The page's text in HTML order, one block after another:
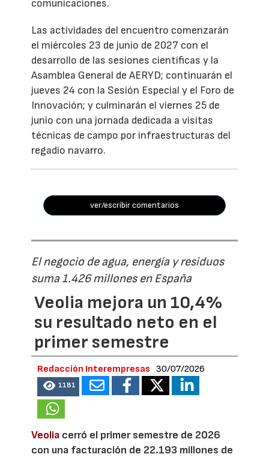
comunicaciones.
Las actividades del encuentro comenzarán
el miércoles 23 de junio de 2027 con el
desarrollo de las sesiones científicas y la
Asamblea General de AERYD; continuarán el
jueves 24 con la Sesión Especial y el Foro de
Innovación; y culminarán el viernes 25 de
junio con una jornada dedicada a visitas
técnicas de campo por infraestructuras del
regadío navarro.
ver/escribir comentarios
El negocio de agua, energía y residuos
suma 1.426 millones en España
Veolia mejora un 10,4%
su resultado neto en el
primer semestre
Redacción Interempresas 30/07/2026
1181
Veolia cerró el primer semestre de 2026
con una facturación de 22.193 millones de